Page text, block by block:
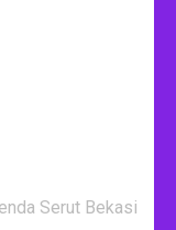
Serut Bekasi